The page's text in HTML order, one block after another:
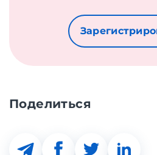
Поделиться